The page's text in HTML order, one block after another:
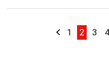
PagePage
Précédent
Page
1 You're
2 Page
3 4